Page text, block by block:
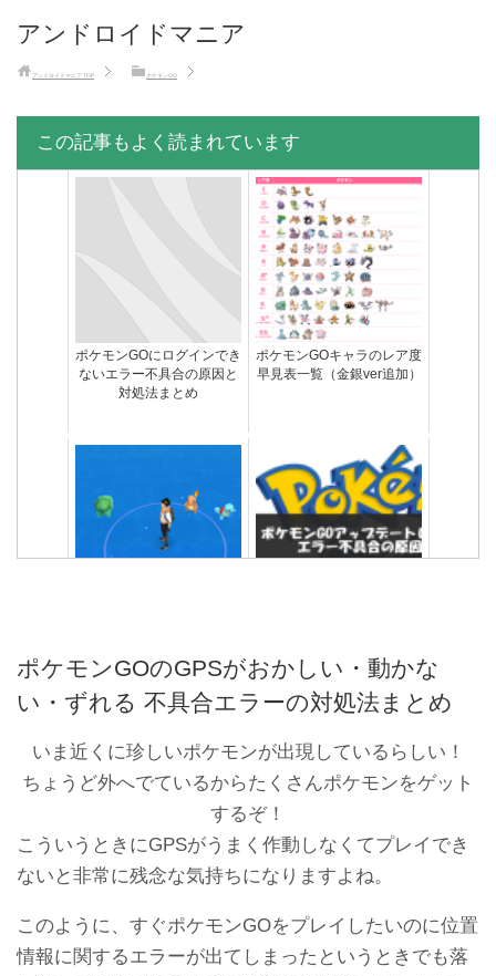
アンドロイドマニア
アンドロイドマニア TOP ポケモンGO
この記事もよく読まれています
ポケモンGOにログインでき
ないエラー不具合の原因と
対処法まとめ
ポケモンGOキャラのレア度
早見表一覧（金銀ver追加）
何が原因？
5つの原因と対処法
（iPhone/Android）
法 （iPhone/Android）
ポケモンGOのGPSがおかしい・動かな
い・ずれる 不具合エラーの対処法まとめ
いま近くに珍しいポケモンが出現しているらしい！
ちょうど外へでているからたくさんポケモンをゲット
するぞ！
こういうときにGPSがうまく作動しなくてプレイでき
ないと非常に残念な気持ちになりますよね。
このように、すぐポケモンGOをプレイしたいのに位置
情報に関するエラーが出てしまったというときでも落